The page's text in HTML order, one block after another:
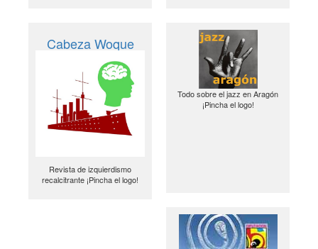
Cabeza Woque
Revista de izquierdismo
recalcitrante ¡Pincha el logo!
Todo sobre el jazz en Aragón
¡Pincha el logo!